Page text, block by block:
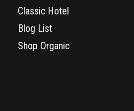
Classic Hotel
Blog List
Shop Organic